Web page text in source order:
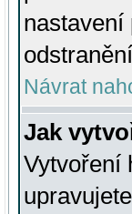
nastavení
Návrat
Jak
Vytvoření